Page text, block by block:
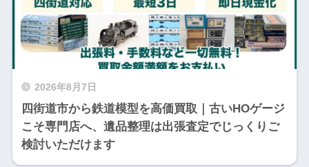
2026年8月7日
四街道市から鉄道模型を高価買取｜古いHOゲージ
こそ専門店へ、遺品整理は出張査定でじっくりご
検討いただけます